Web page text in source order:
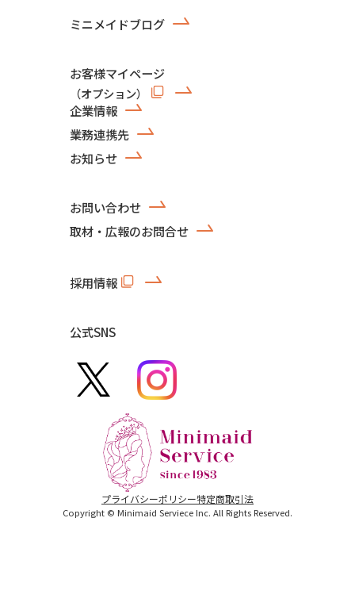
ミニメイドブログ
お客様マイページ
（オプション）
企業情報
業務連携先
お知らせ
お問い合わせ
取材・広報のお問合せ
採用情報
公式SNS
プライバシーポリシー特定商取引法
Copyright © Minimaid Serviece Inc. All Rights Reserved.